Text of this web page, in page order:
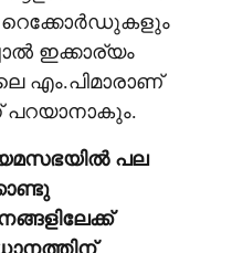
റെക്കോര്‍ഡുകളും
ഇക്കാര്യം
എം.പിമാരാണ്
പറയാനാകും.
പല